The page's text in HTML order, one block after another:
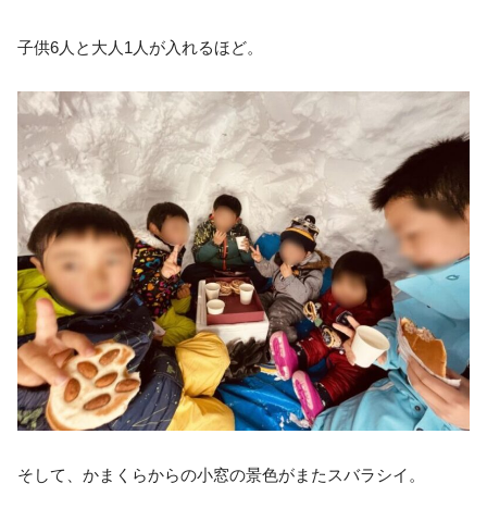
子供6人と大人1人が入れるほど。
そして、かまくらからの小窓の景色がまたスバラシイ。